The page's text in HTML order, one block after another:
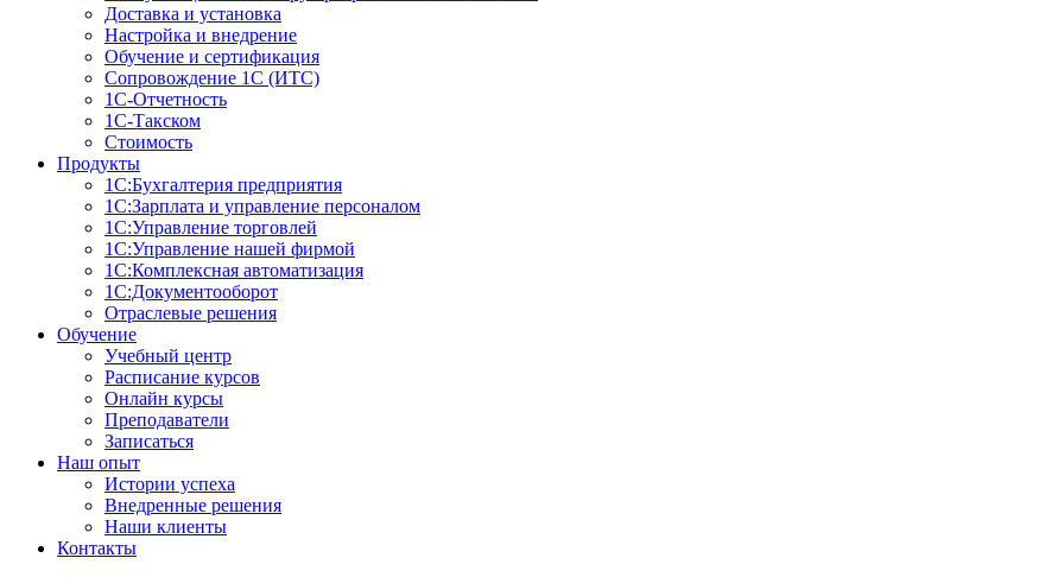
Доставка и установка
Настройка и внедрение
Обучение и сертификация
Сопровождение 1С (ИТС)
1С-Отчетность
1С-Такском
Стоимость
Продукты
1С:Бухгалтерия предприятия
1С:Зарплата и управление персоналом
1С:Управление торговлей
1С:Управление нашей фирмой
1С:Комплексная автоматизация
1С:Документооборот
Отраслевые решения
Обучение
Учебный центр
Расписание курсов
Онлайн курсы
Преподаватели
Записаться
Наш опыт
Истории успеха
Внедренные решения
Наши клиенты
Контакты